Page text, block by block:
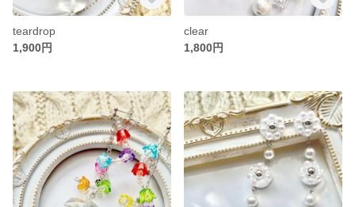
teardrop
1,900円
clear
1,800円